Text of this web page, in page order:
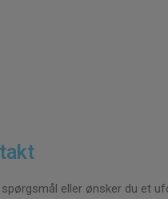
spørgsmål eller ønsker du et